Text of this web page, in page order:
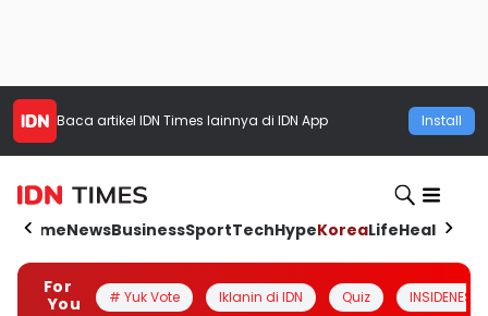
Baca artikel IDN Times lainnya di IDN App Install
HomeNewsBusinessSportTechHypeKoreaLifeHealth
For
You
# Yuk Vote Iklanin di IDN Quiz INSIDENESIA